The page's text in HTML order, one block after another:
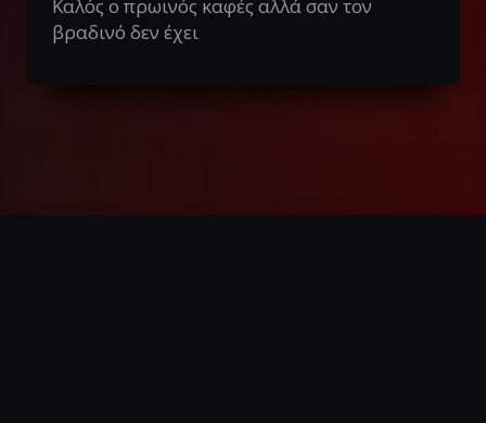
Καλός ο πρωινός καφές αλλά σαν τον
βραδινό δεν έχει